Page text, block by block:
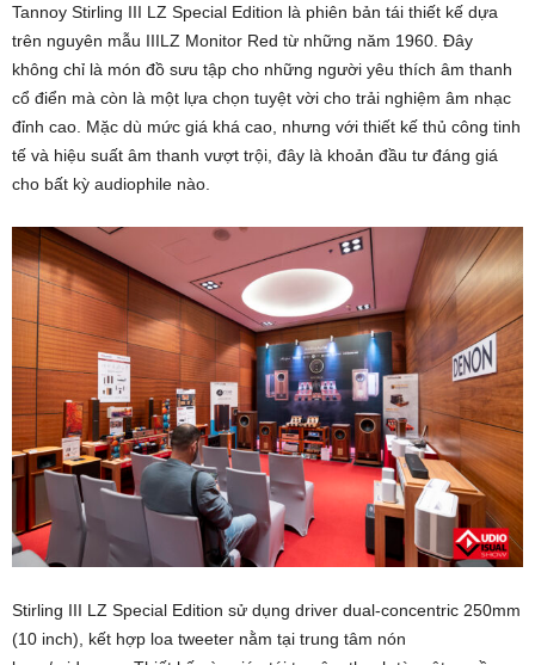
Tannoy Stirling III LZ Special Edition là phiên bản tái thiết kế dựa
trên nguyên mẫu IIILZ Monitor Red từ những năm 1960. Đây
không chỉ là món đồ sưu tập cho những người yêu thích âm thanh
cổ điển mà còn là một lựa chọn tuyệt vời cho trải nghiệm âm nhạc
đỉnh cao. Mặc dù mức giá khá cao, nhưng với thiết kế thủ công tinh
tế và hiệu suất âm thanh vượt trội, đây là khoản đầu tư đáng giá
cho bất kỳ audiophile nào.
Stirling III LZ Special Edition sử dụng driver dual-concentric 250mm
(10 inch), kết hợp loa tweeter nằm tại trung tâm nón